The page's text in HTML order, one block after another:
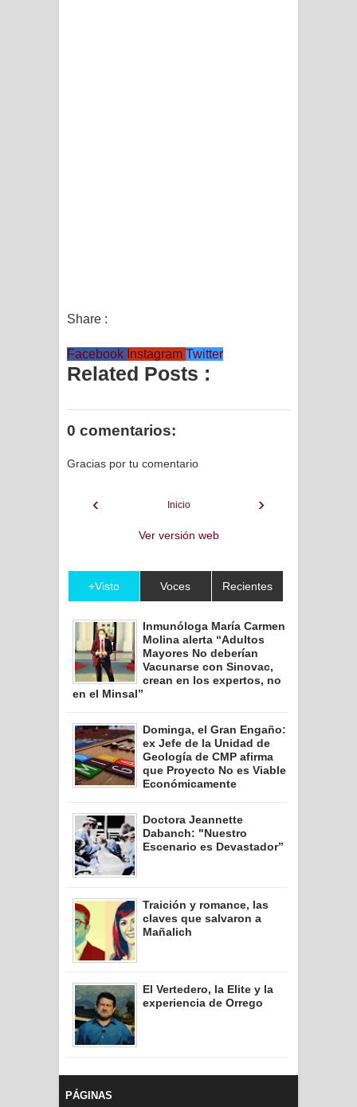
Share :
Facebook Instagram Twitter
Related Posts :
0 comentarios:
Gracias por tu comentario
‹ ›
Inicio
Ver versión web
+Visto Voces Recientes
Inmunóloga María Carmen
Molina alerta “Adultos
Mayores No deberían
Vacunarse con Sinovac,
crean en los expertos, no
en el Minsal”
Dominga, el Gran Engaño:
ex Jefe de la Unidad de
Geología de CMP afirma
que Proyecto No es Viable
Económicamente
Doctora Jeannette
Dabanch: "Nuestro
Escenario es Devastador”
Traición y romance, las
claves que salvaron a
Mañalich
El Vertedero, la Elite y la
experiencia de Orrego
PÁGINAS